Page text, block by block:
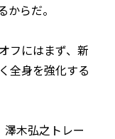
らだ。
フにはまず、新
全身を強化する
木弘之トレー